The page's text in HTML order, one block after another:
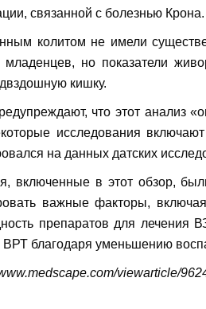
связанной с болезнью Крона.
колитом не имели
но показатели
кишку.
что этот анализ
исследования
на данных датских
включенные в этот обзор,
важные факторы,
препаратов для
благодаря уменьшению
viewarticle/